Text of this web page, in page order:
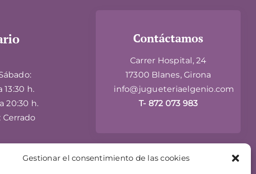
Gestionar el consentimiento de las cookies
13:30 h.
20:30 h.
Contáctamos
Carrer Hospital, 24
17300 Blanes, Girona
info@jugueteriaelgenio.com
T- 872 073 983